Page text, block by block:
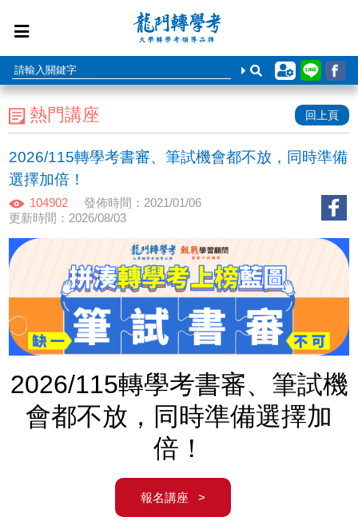
熱門講座 回上頁
2026/115轉學考書審、筆試機會都不放，同時準備
選擇加倍！
104902
發佈時間：2021/01/06
更新時間：2026/08/03
2026/115轉學考書審、筆試機
會都不放，同時準備選擇加
倍！
報名講座 >